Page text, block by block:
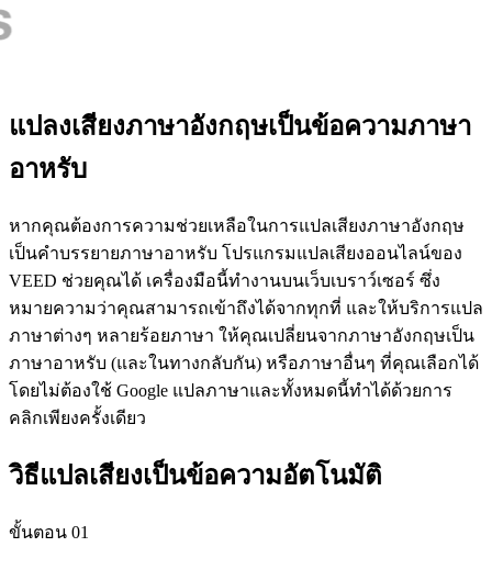
แปลงเสียงภาษาอังกฤษเป็นข้อความภาษา
อาหรับ
หากคุณต้องการความช่วยเหลือในการแปลเสียงภาษาอังกฤษ
เป็นคำบรรยายภาษาอาหรับ โปรแกรมแปลเสียงออนไลน์ของ
VEED ช่วยคุณได้ เครื่องมือนี้ทำงานบนเว็บเบราว์เซอร์ ซึ่ง
หมายความว่าคุณสามารถเข้าถึงได้จากทุกที่ และให้บริการแปล
ภาษาต่างๆ หลายร้อยภาษา ให้คุณเปลี่ยนจากภาษาอังกฤษเป็น
ภาษาอาหรับ (และในทางกลับกัน) หรือภาษาอื่นๆ ที่คุณเลือกได้
โดยไม่ต้องใช้ Google แปลภาษาและทั้งหมดนี้ทำได้ด้วยการ
คลิกเพียงครั้งเดียว
วิธีแปลเสียงเป็นข้อความอัตโนมัติ
ขั้นตอน 01